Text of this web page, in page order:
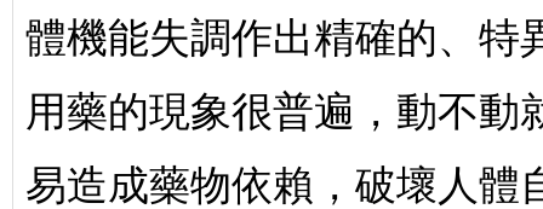
體機能失調作出精確的、特
用藥的現象很普遍，動不動
易造成藥物依賴，破壞人體